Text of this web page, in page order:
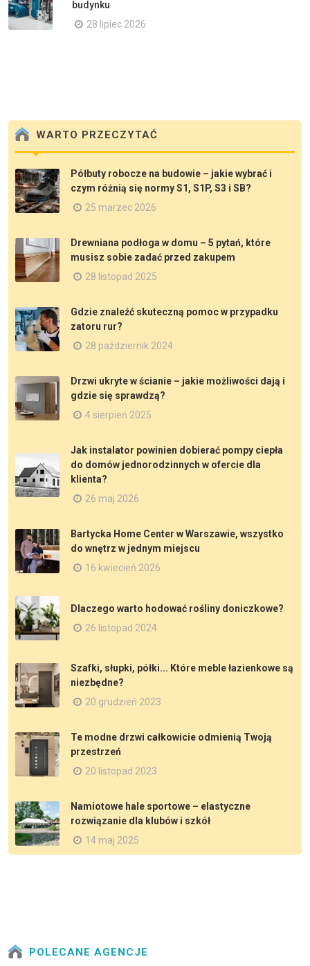
budynku
28 lipiec 2026
WARTO PRZECZYTAĆ
Półbuty robocze na budowie – jakie wybrać i
czym różnią się normy S1, S1P, S3 i SB?
25 marzec 2026
Drewniana podłoga w domu – 5 pytań, które
musisz sobie zadać przed zakupem
28 listopad 2025
Gdzie znaleźć skuteczną pomoc w przypadku
zatoru rur?
28 październik 2024
Drzwi ukryte w ścianie – jakie możliwości dają i
gdzie się sprawdzą?
4 sierpień 2025
Jak instalator powinien dobierać pompy ciepła
do domów jednorodzinnych w ofercie dla
klienta?
26 maj 2026
Bartycka Home Center w Warszawie, wszystko
do wnętrz w jednym miejscu
16 kwiecień 2026
Dlaczego warto hodować rośliny doniczkowe?
26 listopad 2024
Szafki, słupki, półki... Które meble łazienkowe są
niezbędne?
20 grudzień 2023
Te modne drzwi całkowicie odmienią Twoją
przestrzeń
20 listopad 2023
Namiotowe hale sportowe – elastyczne
rozwiązanie dla klubów i szkół
14 maj 2025
POLECANE AGENCJE